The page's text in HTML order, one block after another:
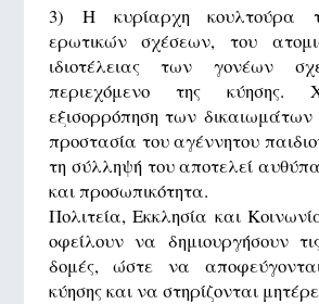
3) Η κυρίαρχη κουλτούρα
ερωτικών σχέσεων, του
ιδιοτέλειας των γονέων
περιεχόμενο της κύησης.
εξισορρόπηση των
προστασία του αγέννητου
τη σύλληψή του αποτελεί
και προσωπικότητα.
Πολιτεία, Εκκλησία και
οφείλουν να δημιουργήσουν
δομές, ώστε να
κύησης και να στηρίζονται